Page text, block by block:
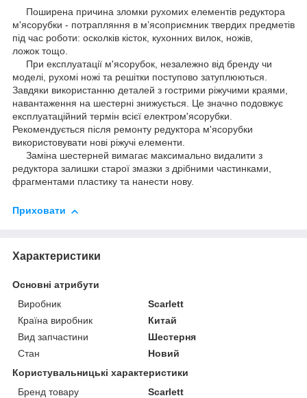
Поширена причина зломки рухомих елементів редуктора
м'ясорубки - потрапляння в м’ясоприємник твердих предметів
під час роботи: осколків кісток, кухонних вилок, ножів,
ложок тощо.
При експлуатації м'ясорубок, незалежно від бренду чи
моделі, рухомі ножі та решітки поступово затуплюються.
Завдяки використанню деталей з гострими ріжучими краями,
навантаження на шестерні знижується. Це значно подовжує
експлуатаційний термін всієї електром'ясорубки.
Рекомендується після ремонту редуктора м'ясорубки
використовувати нові ріжучі елементи.
Заміна шестерней вимагає максимально видалити з
редуктора залишки старої змазки з дрібними частинками,
фрагментами пластику та нанести нову.
Приховати
Характеристики
Основні атрибути
Виробник
Scarlett
Країна виробник
Китай
Вид запчастини
Шестерня
Стан
Новий
Користувальницькі характеристики
Бренд товару
Scarlett